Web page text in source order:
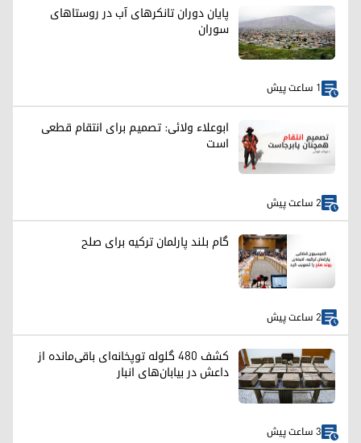
پایان دوران تانکرهای آب در روستاهای
سوران
1 ساعت پیش
ابوعلاء ولائی: تصمیم برای انتقام قطعی
است
2 ساعت پیش
گام بلند پارلمان ترکیه برای صلح
2 ساعت پیش
کشف ۴۸۰ گلوله توپخانه‌ای باقی‌مانده از
داعش در بیابان‌های انبار
3 ساعت پیش